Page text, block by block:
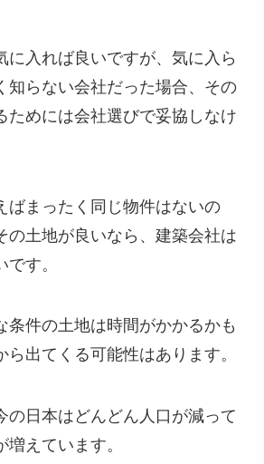
に入れば良いですが、気に入ら
知らない会社だった場合、その
ためには会社選びで妥協しなけ
ばまったく同じ物件はないの
の土地が良いなら、建築会社は
す。
条件の土地は時間がかかるかも
ら出てくる可能性はあります。
の日本はどんどん人口が減って
えています。